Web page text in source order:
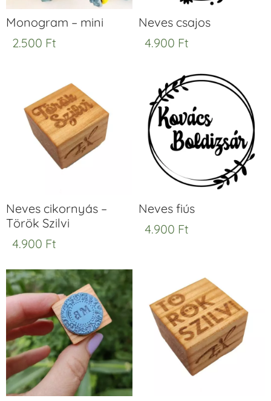
Monogram – mini
2.500 Ft
Neves csajos
4.900 Ft
Neves cikornyás –
Török Szilvi
4.900 Ft
Neves fiús
4.900 Ft